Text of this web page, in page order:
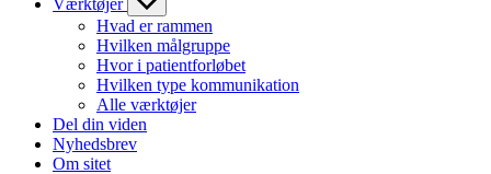
Hvad er rammen
Hvilken målgruppe
Hvor i patientforløbet
Hvilken type kommunikation
Alle værktøjer
Del din viden
Nyhedsbrev
Om sitet